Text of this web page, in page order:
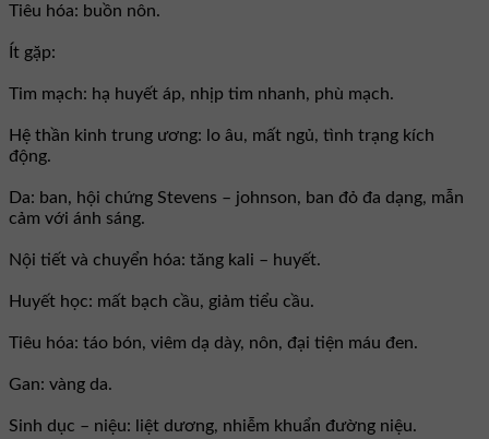
Tiêu hóa: buồn nôn.
Ít gặp:
Tim mạch: hạ huyết áp, nhịp tim nhanh, phù mạch.
Hệ thần kinh trung ương: lo âu, mất ngủ, tình trạng kích
động.
Da: ban, hội chứng Stevens – johnson, ban đỏ đa dạng, mẫn
cảm với ánh sáng.
Nội tiết và chuyển hóa: tăng kali – huyết.
Huyết học: mất bạch cầu, giảm tiểu cầu.
Tiêu hóa: táo bón, viêm dạ dày, nôn, đại tiện máu đen.
Gan: vàng da.
Sinh dục – niệu: liệt dương, nhiễm khuẩn đường niệu.